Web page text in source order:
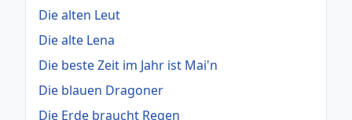
Die alten Leut
Die alte Lena
Die beste Zeit im Jahr ist Mai'n
Die blauen Dragoner
Die Erde braucht Regen